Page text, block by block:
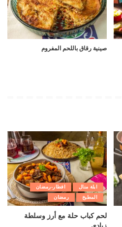
صينية رقاق باللحم المفروم
ابلة منال
افطار-رمضان
المطبخ
رمضان
لحم كباب حلة مع أرز وسلطة